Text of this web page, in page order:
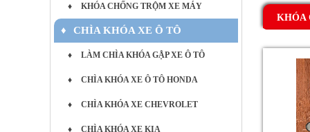
♦ KHÓA CHỐNG TRỘM XE MÁY
♦ CHÌA KHÓA XE Ô TÔ
♦ LÀM CHÌA KHÓA GẬP XE Ô TÔ
♦ CHÌA KHÓA XE Ô TÔ HONDA
♦ CHÌA KHÓA XE CHEVROLET
♦ CHÌA KHÓA XE KIA
KHÓA